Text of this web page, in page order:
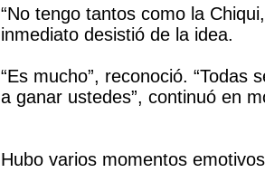
“No tengo tantos como la
inmediato desistió de la idea.
“Es mucho”, reconoció.
a ganar ustedes”, continuó en
Hubo varios momentos